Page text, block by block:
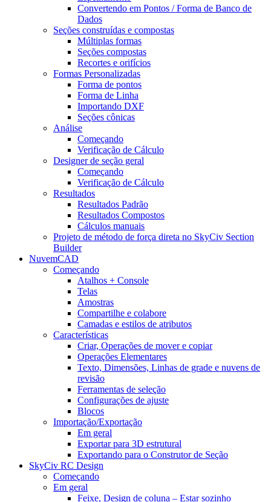
Convertendo em Pontos / Forma de Banco de
Dados
Seções construídas e compostas
Múltiplas formas
Seções compostas
Recortes e orifícios
Formas Personalizadas
Forma de pontos
Forma de Linha
Importando DXF
Seções cônicas
Análise
Começando
Verificação de Cálculo
Designer de seção geral
Começando
Verificação de Cálculo
Resultados
Resultados Padrão
Resultados Compostos
Cálculos manuais
Projeto de método de força direta no SkyCiv Section
Builder
NuvemCAD
Começando
Atalhos + Console
Telas
Amostras
Compartilhe e colabore
Camadas e estilos de atributos
Características
Criar, Operações de mover e copiar
Operações Elementares
Texto, Dimensões, Linhas de grade e nuvens de
revisão
Ferramentas de seleção
Configurações de ajuste
Blocos
Importação/Exportação
Em geral
Exportar para 3D estrutural
Exportando para o Construtor de Seção
SkyCiv RC Design
Começando
Em geral
Feixe, Design de coluna – Estar sozinho